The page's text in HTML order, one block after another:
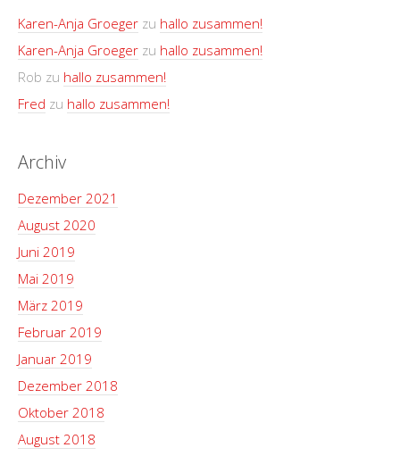
Karen-Anja Groeger zu hallo zusammen!
Karen-Anja Groeger zu hallo zusammen!
Rob zu hallo zusammen!
Fred zu hallo zusammen!
Archiv
Dezember 2021
August 2020
Juni 2019
Mai 2019
März 2019
Februar 2019
Januar 2019
Dezember 2018
Oktober 2018
August 2018